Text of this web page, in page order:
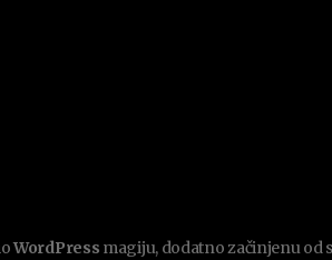
WordPress magiju, dodatno začinjenu od